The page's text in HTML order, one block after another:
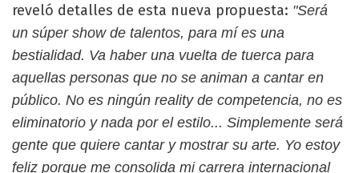
reveló detalles de esta nueva propuesta: "Será
un súper show de talentos, para mí es una
bestialidad. Va haber una vuelta de tuerca para
aquellas personas que no se animan a cantar en
público. No es ningún reality de competencia, no es
eliminatorio y nada por el estilo... Simplemente será
gente que quiere cantar y mostrar su arte. Yo estoy
feliz porque me consolida mi carrera internacional